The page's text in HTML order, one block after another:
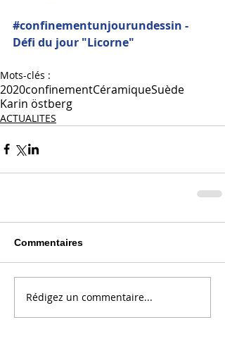
#confinementunjourundessin -
Défi du jour "Licorne"
Mots-clés :
2020confinementCéramiqueSuède
Karin östberg
ACTUALITES
Commentaires
Rédigez un commentaire...